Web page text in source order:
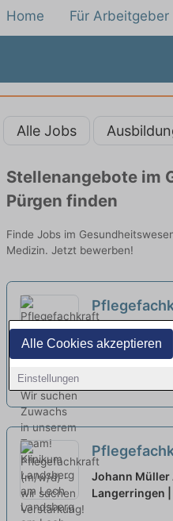
Alle Cookies akzeptieren
Einstellungen
Home Für Arbeitgeber
Alle Jobs
Stellenangebote im
Pürgen finden
Finde Jobs im
Medizin. Jetzt bewerben!
(m/w/d) –
Klinikum
Lech
suchen
Johann Müller
Langerringen